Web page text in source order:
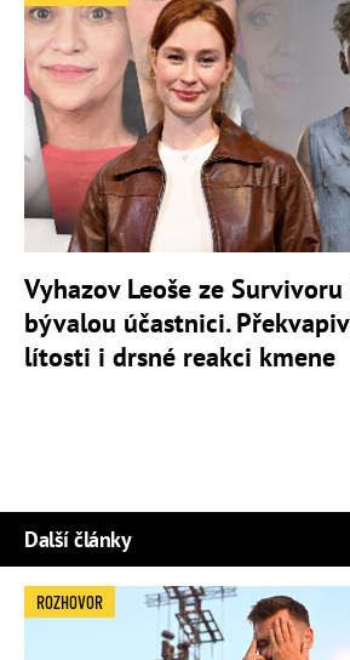
Vyhazov Leoše ze
bývalou účastnici.
lítosti i drsné reakci kmene
Další články
ROZHOVOR